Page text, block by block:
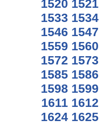
1520 1521
1533 1534
1546 1547
1559 1560
1572 1573
1585 1586
1598 1599
1611 1612
1624 1625